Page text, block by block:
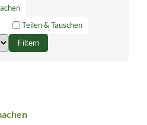
Teilen & Tauschen
Filtern